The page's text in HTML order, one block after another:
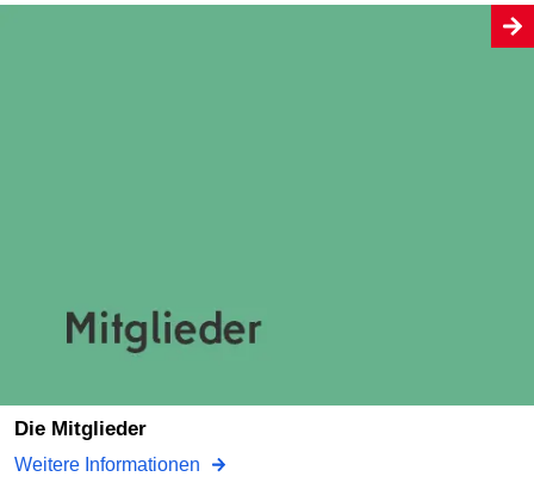
Die Mitglieder
Weitere Informationen